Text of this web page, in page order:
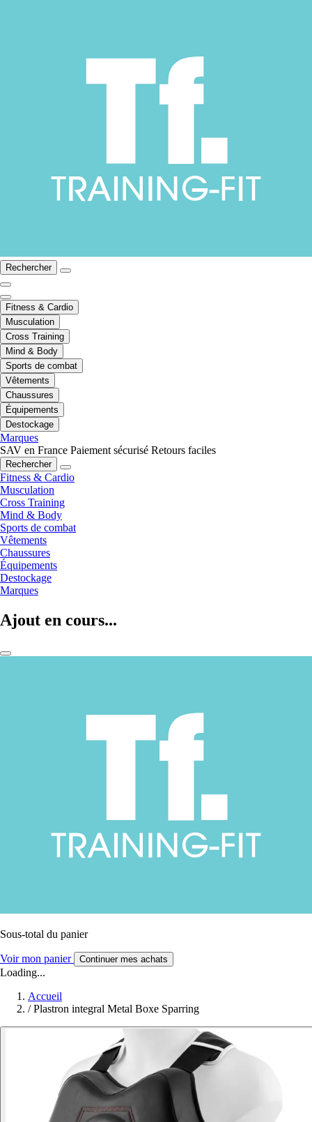
Rechercher
Fitness & Cardio
Musculation
Cross Training
Mind & Body
Sports de combat
Vêtements
Chaussures
Équipements
Destockage
Marques
SAV en France Paiement sécurisé Retours faciles
Rechercher
Fitness & Cardio
Musculation
Cross Training
Mind & Body
Sports de combat
Vêtements
Chaussures
Équipements
Destockage
Marques
Ajout en cours...
Sous-total du panier
Voir mon panier Continuer mes achats
Loading...
Accueil
/ Plastron integral Metal Boxe Sparring